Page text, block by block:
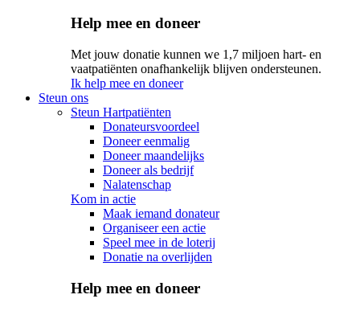
Help mee en doneer
Met jouw donatie kunnen we 1,7 miljoen hart- en
vaatpatiënten onafhankelijk blijven ondersteunen.
Ik help mee en doneer
Steun ons
Steun Hartpatiënten
Donateursvoordeel
Doneer eenmalig
Doneer maandelijks
Doneer als bedrijf
Nalatenschap
Kom in actie
Maak iemand donateur
Organiseer een actie
Speel mee in de loterij
Donatie na overlijden
Help mee en doneer